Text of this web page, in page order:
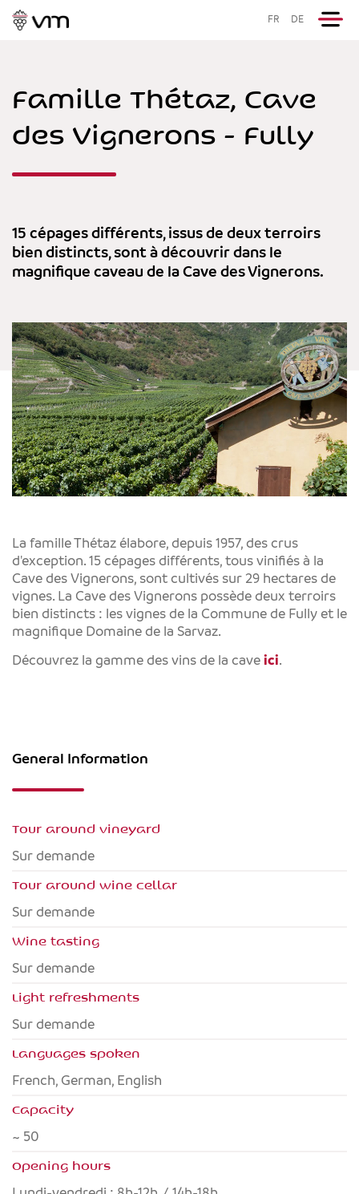
FR DE
Famille Thétaz, Cave
des Vignerons - Fully
15 cépages différents, issus de deux terroirs
bien distincts, sont à découvrir dans le
magnifique caveau de la Cave des Vignerons.
La famille Thétaz élabore, depuis 1957, des crus
d'exception. 15 cépages différents, tous vinifiés à la
Cave des Vignerons, sont cultivés sur 29 hectares de
vignes. La Cave des Vignerons possède deux terroirs
bien distincts : les vignes de la Commune de Fully et le
magnifique Domaine de la Sarvaz.
Découvrez la gamme des vins de la cave ici.
General Information
Tour around vineyard
Sur demande
Tour around wine cellar
Sur demande
Wine tasting
Sur demande
Light refreshments
Sur demande
Languages spoken
French, German, English
Capacity
~ 50
Opening hours